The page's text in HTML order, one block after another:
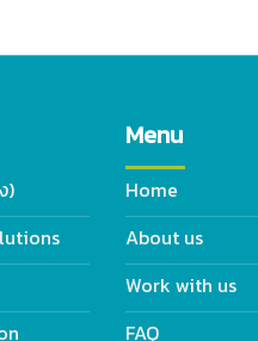
)
Menu
Home
About us
Work with us
FAQ